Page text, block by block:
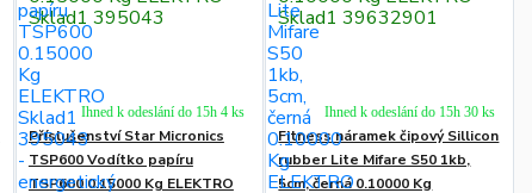
Příslušenství Star Micronics
TSP600 Vodítko papíru
TSP600 0.15000 Kg ELEKTRO
Ihned k odeslání do 15h 4 ks
Fitness náramek čipový Sillicon
rubber Lite Mifare S50 1kb,
5cm, černá 0.10000 Kg
Ihned k odeslání do 15h 30 ks